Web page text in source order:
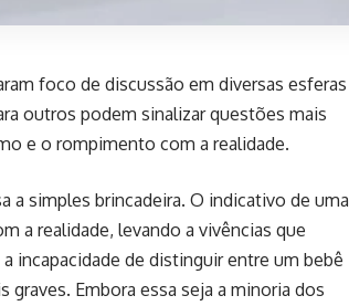
foco de discussão em diversas esferas
outros podem sinalizar questões mais
e o rompimento com a realidade.
a simples brincadeira. O indicativo de uma
a realidade, levando a vivências que
incapacidade de distinguir entre um bebê
Embora essa seja a minoria dos